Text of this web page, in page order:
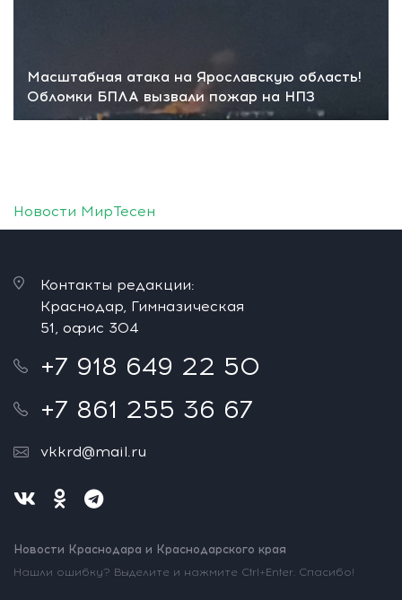
Масштабная атака на Ярославскую область!
Обломки БПЛА вызвали пожар на НПЗ
Новости МирТесен
Контакты редакции:
Краснодар, Гимназическая
51, офис 304
+7 918 649 22 50
+7 861 255 36 67
vkkrd@mail.ru
Новости Краснодара и Краснодарского края
Нашли ошибку? Выделите и нажмите Ctrl+Enter. Спасибо!